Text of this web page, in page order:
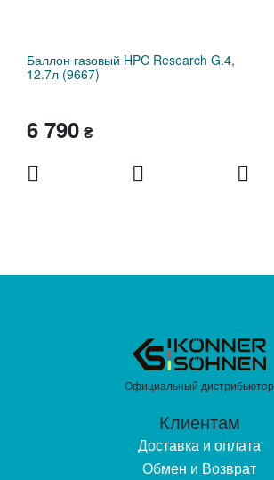
Баллон газовый HPC Research G.4,
12.7л (9667)
6 790₴
Официальный дистрибьютор
Клиентам
Доставка и оплата
Обмен и Возврат